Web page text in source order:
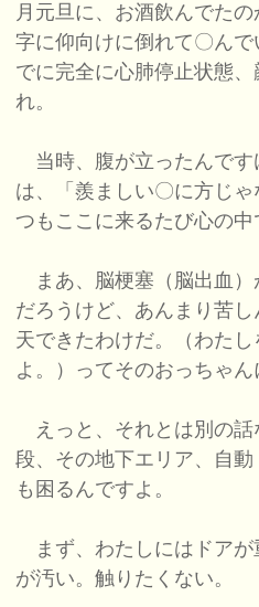
月元旦に、お酒飲んでた
字に仰向けに倒れて〇ん
でに完全に心肺停止状態
れ。
当時、腹が立ったんです
は、「羨ましい〇に方じ
つもここに来るたび心の中
まあ、脳梗塞（脳出血）
だろうけど、あんまり苦
天できたわけだ。（わた
よ。）ってそのおっちゃん
えっと、それとは別の話
段、その地下エリア、自
も困るんですよ。
まず、わたしにはドアが
が汚い。触りたくない。